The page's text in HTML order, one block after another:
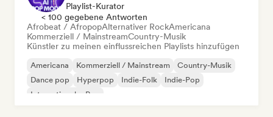
Playlist-Kurator
< 100 gegebene Antworten
Afrobeat / AfropopAlternativer RockAmericana
Kommerziell / MainstreamCountry-Musik
Künstler zu meinen einflussreichen Playlists hinzufügen
Americana Kommerziell / Mainstream
Country-Musik
Dance pop
Hyperpop Indie-Folk
Indie-Pop
Internationaler Pop